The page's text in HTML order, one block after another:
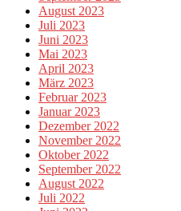
August 2023
Juli 2023
Juni 2023
Mai 2023
April 2023
März 2023
Februar 2023
Januar 2023
Dezember 2022
November 2022
Oktober 2022
September 2022
August 2022
Juli 2022